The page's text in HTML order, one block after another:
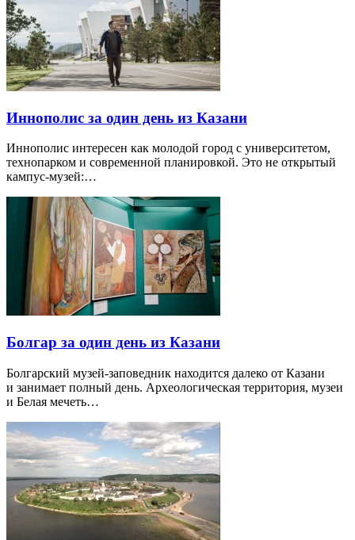
Иннополис за один день из Казани
Иннополис интересен как молодой город с университетом,
технопарком и современной планировкой. Это не открытый
кампус-музей:…
Болгар за один день из Казани
Болгарский музей-заповедник находится далеко от Казани
и занимает полный день. Археологическая территория, музеи
и Белая мечеть…